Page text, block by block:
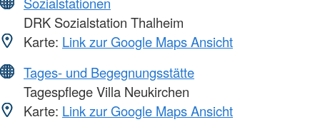
DRK Sozialstation Thalheim
Karte: Link zur Google Maps Ansicht
Tages- und Begegnungsstätte
Tagespflege Villa Neukirchen
Karte: Link zur Google Maps Ansicht